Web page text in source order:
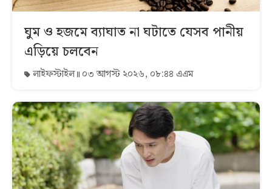
ঘুম ও হজমে ব্যাঘাত না ঘটাতে যেসব পানীয়
এড়িয়ে চলবেন
লাইফস্টাইল ০৩ আগস্ট ২০২৬, ০৮:৪৪ এএম